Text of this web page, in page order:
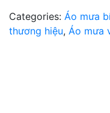
Categories: Áo mưa
thương hiệu, Áo mưa